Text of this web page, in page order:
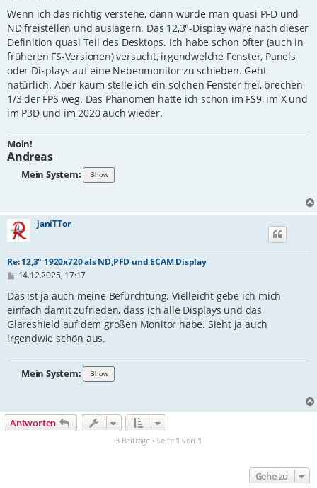
i
t
r
a
g
Wenn ich das richtig verstehe, dann würde man quasi PFD und
ND freistellen und auslagern. Das 12,3"-Display wäre nach dieser
Definition quasi Teil des Desktops. Ich habe schon öfter (auch in
früheren FS-Versionen) versucht, irgendwelche Fenster, Panels
oder Displays auf eine Nebenmonitor zu schieben. Geht
natürlich. Aber kaum stelle ich ein solchen Fenster frei, brechen
1/3 der FPS weg. Das Phänomen hatte ich schon im FS9, im X und
im P3D und im 2020 auch wieder.
Moin!
Andreas
Mein System:
janiTTor
Re: 12,3" 1920x720 als ND,PFD und ECAM Display
B
i
r
a
g
14.12.2025, 17:17
Das ist ja auch meine Befürchtung. Vielleicht gebe ich mich
einfach damit zufrieden, dass ich alle Displays und das
Glareshield auf dem großen Monitor habe. Sieht ja auch
irgendwie schön aus.
Mein System:
Antworten
3 Beiträge • Seite 1 von 1
Gehe zu